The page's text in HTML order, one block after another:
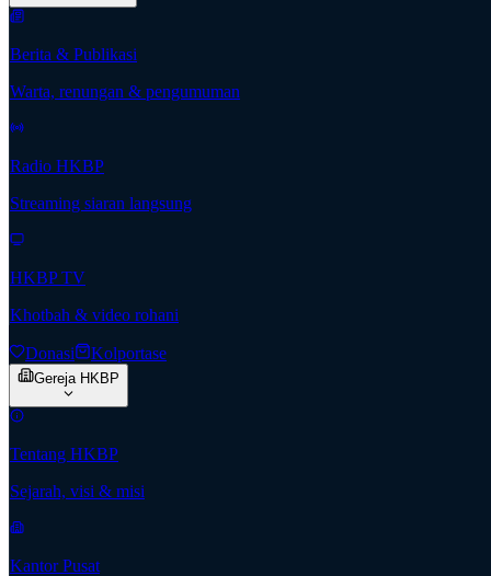
Berita & Publikasi
Warta, renungan & pengumuman
Radio HKBP
Streaming siaran langsung
HKBP TV
Khotbah & video rohani
Donasi Kolportase
Gereja HKBP
Tentang HKBP
Sejarah, visi & misi
Kantor Pusat